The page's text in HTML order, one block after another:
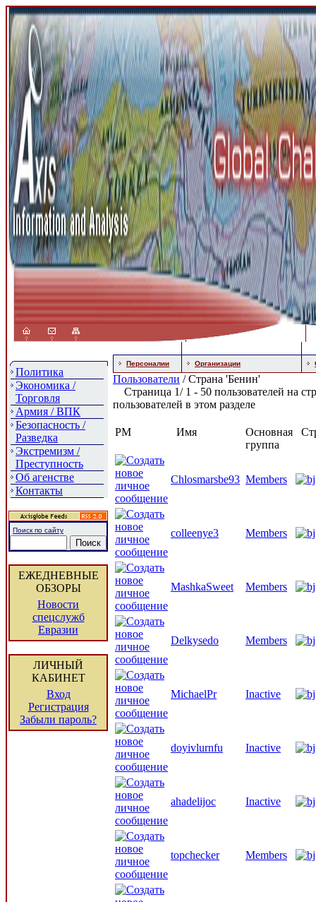
Политика
Экономика /
Торговля
Армия / ВПК
Безопасность /
Разведка
Экстремизм /
Преступность
Об агенстве
Контакты
Поиск по сайту
ЕЖЕДНЕВНЫЕ
ОБЗОРЫ
Новости
спецслужб
Евразии
ЛИЧНЫЙ
КАБИНЕТ
Вход
Регистрация
Забыли пароль?
Персоналии Организации
Пользователи / Страна 'Бенин'
Страница 1/ 1 - 50 пользователей на
пользователей в этом разделе
PM Имя
Основная
группа
Chlosmarsbe93 Members
colleenye3 Members
MashkaSweet Members
Delkysedo Members
MichaelPr Inactive
doyivlurnfu Inactive
ahadelijoc Inactive
topchecker Members